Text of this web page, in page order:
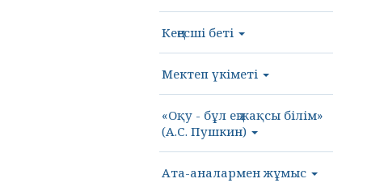
Кеңесші беті
Мектеп үкіметі
«Оқу - бұл ең жақсы білім»
(А.С. Пушкин)
Ата-аналармен жұмыс